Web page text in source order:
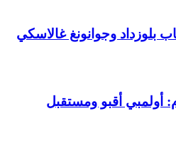
وجوانونغ غالاسكي
أولمبي أقبو ومستقبل